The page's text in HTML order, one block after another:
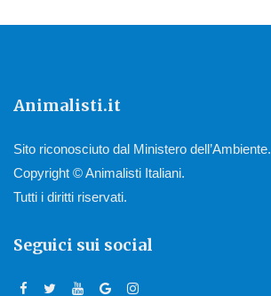
Animalisti.it
Sito riconosciuto dal Ministero dell’Ambiente.
Copyright © Animalisti Italiani.
Tutti i diritti riservati.
Seguici sui social